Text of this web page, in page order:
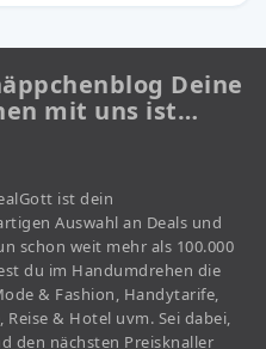
Deine
mit uns ist…
ist dein
Auswahl an Deals und
schon weit mehr als 100.000
du im Handumdrehen die
& Fashion, Handytarife,
& Hotel uvm. Sei dabei,
den nächsten Preisknaller